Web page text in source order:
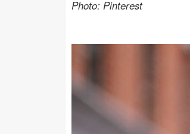
Photo: Pinterest